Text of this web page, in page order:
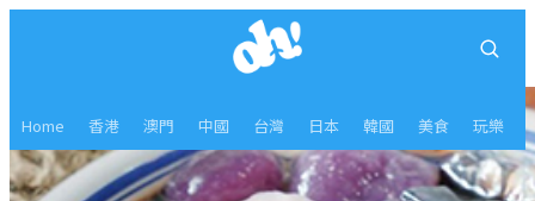
Home 香港 澳門 中國 台灣 日本 韓國 美食 玩樂